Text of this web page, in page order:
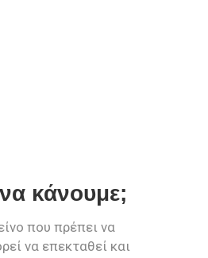
κάνουμε;
που πρέπει να
να επεκταθεί και